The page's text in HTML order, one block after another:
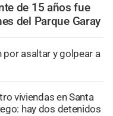
de 15 años fue
del Parque Garay
por asaltar y golpear a
viviendas en Santa
hay dos detenidos